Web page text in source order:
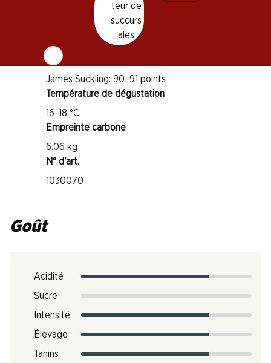
teur de
succurs
ales
Distinctions
James Suckling: 90–91 points
Température de dégustation
16–18 °C
Empreinte carbone
6.06 kg
N° d'art.
1030070
Goût
Acidité
Sucre
Intensité
Élevage
Tanins